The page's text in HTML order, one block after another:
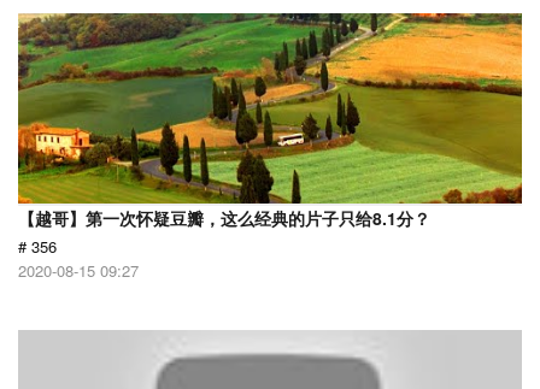
【越哥】第一次怀疑豆瓣，这么经典的片子只给8.1分？
# 356
2020-08-15 09:27